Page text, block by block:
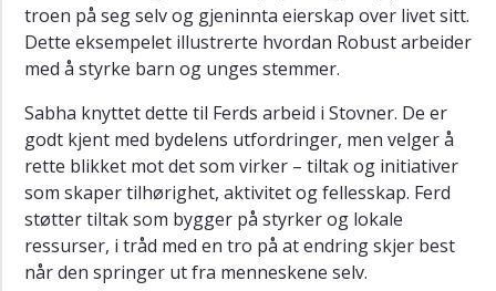
Publisering
av
forskningsrapport
Innbyggernes
modell
i
Trondheim
kommune
Boklansering:
Fra
troen på seg selv og gjeninnta eierskap over livet sitt.
Dette eksempelet illustrerte hvordan Robust arbeider
med å styrke barn og unges stemmer.
Sabha knyttet dette til Ferds arbeid i Stovner. De er
godt kjent med bydelens utfordringer, men velger å
rette blikket mot det som virker – tiltak og initiativer
som skaper tilhørighet, aktivitet og fellesskap. Ferd
støtter tiltak som bygger på styrker og lokale
ressurser, i tråd med en tro på at endring skjer best
når den springer ut fra menneskene selv.